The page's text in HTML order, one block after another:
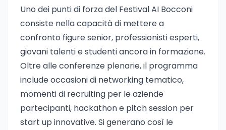
Uno dei punti di forza del Festival AI Bocconi
consiste nella capacità di mettere a
confronto figure senior, professionisti esperti,
giovani talenti e studenti ancora in formazione.
Oltre alle conferenze plenarie, il programma
include occasioni di networking tematico,
momenti di recruiting per le aziende
partecipanti, hackathon e pitch session per
start up innovative. Si generano così le